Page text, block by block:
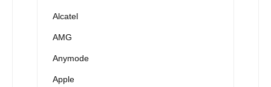
Alcatel
AMG
Anymode
Apple